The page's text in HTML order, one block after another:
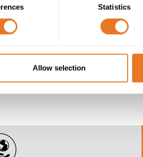
Statistics
Allow selection